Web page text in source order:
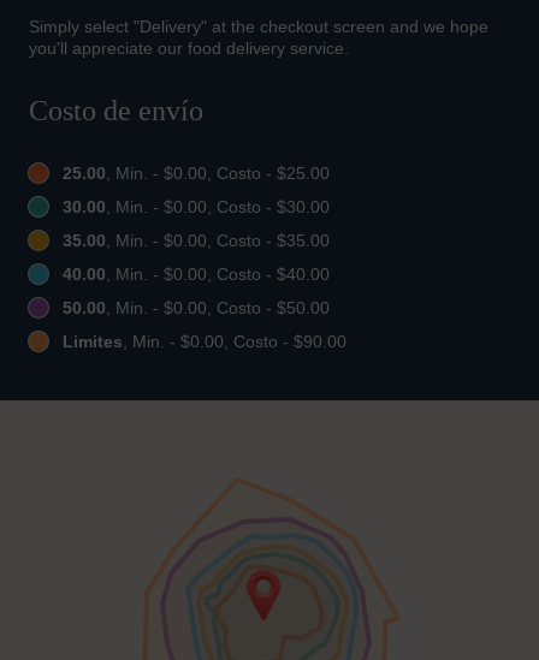
Simply select "Delivery" at the checkout screen and we hope
you'll appreciate our food delivery service.
Costo de envío
25.00, Min. - $0.00, Costo - $25.00
30.00, Min. - $0.00, Costo - $30.00
35.00, Min. - $0.00, Costo - $35.00
40.00, Min. - $0.00, Costo - $40.00
50.00, Min. - $0.00, Costo - $50.00
Limites, Min. - $0.00, Costo - $90.00